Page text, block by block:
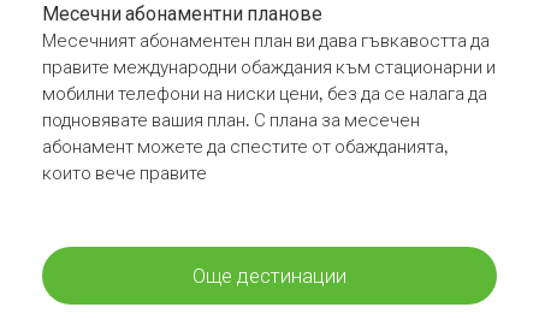
Месечни абонаментни планове
Месечният абонаментен план ви дава гъвкавостта да
правите международни обаждания към стационарни и
мобилни телефони на ниски цени, без да се налага да
подновявате вашия план. С плана за месечен
абонамент можете да спестите от обажданията,
които вече правите
Още дестинации